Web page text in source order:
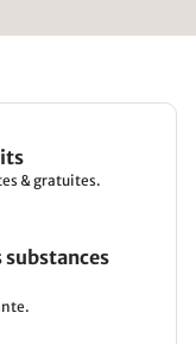
& gratuites.
substances